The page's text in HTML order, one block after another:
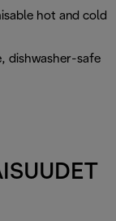
hot and cold
dishwasher-safe